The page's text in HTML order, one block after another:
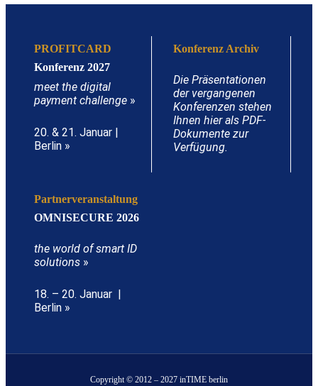
PROFITCARD
Konferenz 2027
meet the digital
payment challenge »
20. & 21. Januar |
Berlin »
Konferenz Archiv
Die Präsentationen
der vergangenen
Konferenzen stehen
Ihnen hier als PDF-
Dokumente zur
Verfügung.
Partnerveranstaltung
OMNISECURE 2026
the world of smart ID
solutions »
18. – 20. Januar |
Berlin »
Copyright © 2012 – 2027 inTIME berlin